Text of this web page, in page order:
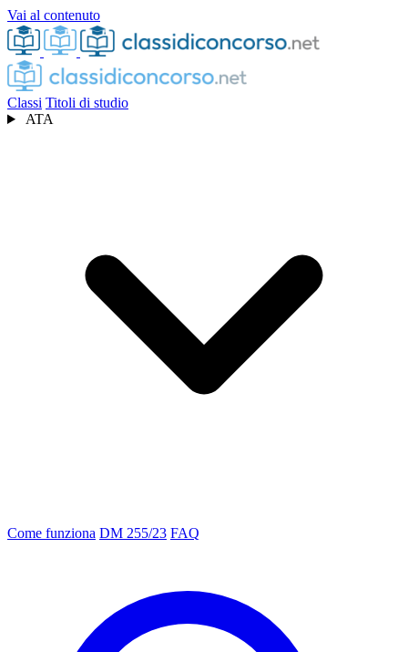
Vai al contenuto
Classi Titoli di studio
ATA
Come funziona DM 255/23 FAQ